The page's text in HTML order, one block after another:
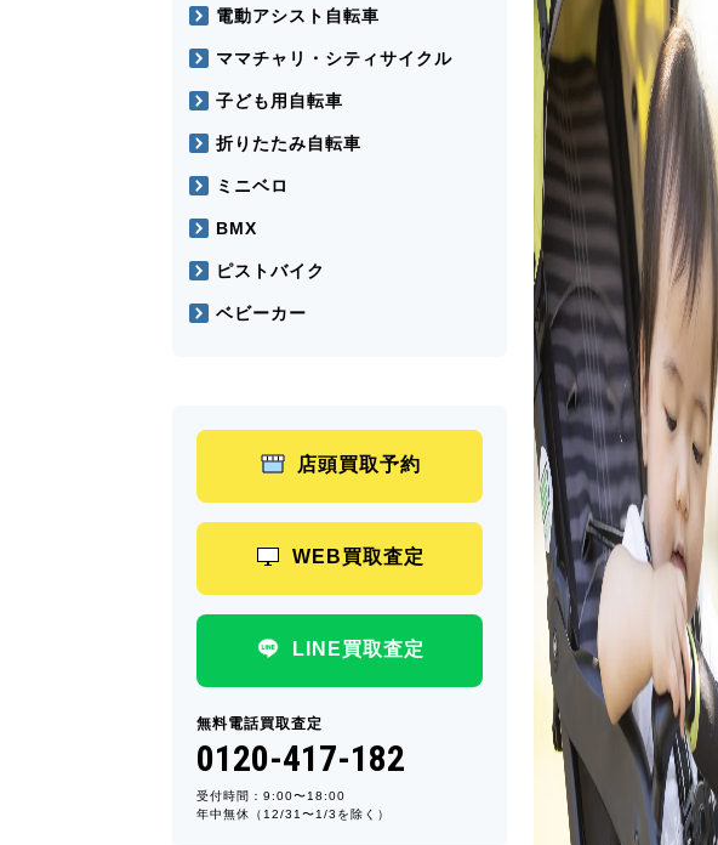
電動アシスト自転車
ママチャリ・シティサイクル
子ども用自転車
折りたたみ自転車
ミニベロ
BMX
ピストバイク
ベビーカー
店頭買取予約
WEB買取査定
LINE買取査定
無料電話買取査定
0120-417-182
受付時間：9:00〜18:00
年中無休（12/31〜1/3を除く）